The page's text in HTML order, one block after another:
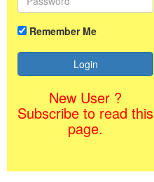
Remember Me
New User ?
Subscribe to read this
page.